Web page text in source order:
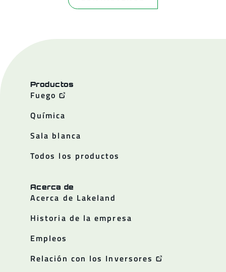
Productos
Fuego
Química
Sala blanca
Todos los productos
Acerca de
Acerca de Lakeland
Historia de la empresa
Empleos
Relación con los Inversores